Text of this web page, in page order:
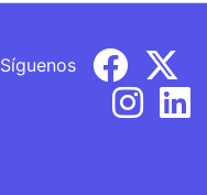
Síguenos